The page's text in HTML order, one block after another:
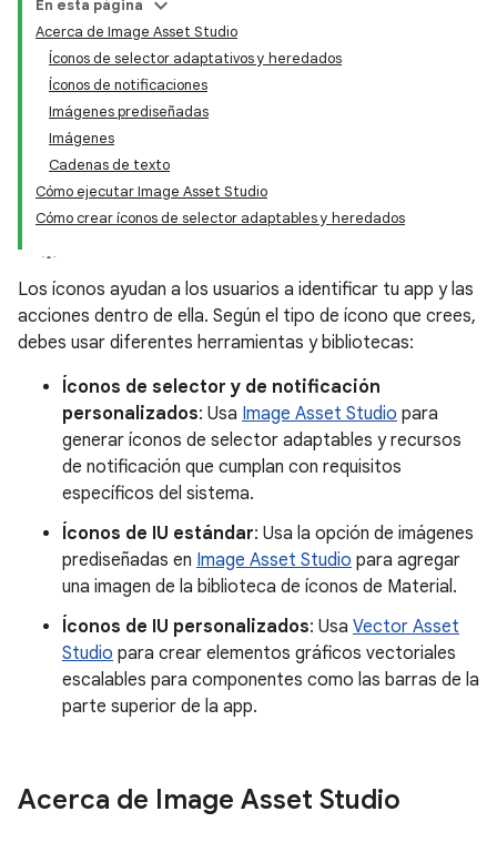
En esta página
Acerca de Image Asset Studio
Íconos de selector adaptativos y heredados
Íconos de notificaciones
Imágenes prediseñadas
Imágenes
Cadenas de texto
Cómo ejecutar Image Asset Studio
Cómo crear íconos de selector adaptables y heredados
Los íconos ayudan a los usuarios a identificar tu app y las
acciones dentro de ella. Según el tipo de ícono que crees,
debes usar diferentes herramientas y bibliotecas:
Íconos de selector y de notificación
personalizados: Usa Image Asset Studio para
generar íconos de selector adaptables y recursos
de notificación que cumplan con requisitos
específicos del sistema.
Íconos de IU estándar: Usa la opción de imágenes
prediseñadas en Image Asset Studio para agregar
una imagen de la biblioteca de íconos de Material.
Íconos de IU personalizados: Usa Vector Asset
Studio para crear elementos gráficos vectoriales
escalables para componentes como las barras de la
parte superior de la app.
Acerca de Image Asset Studio